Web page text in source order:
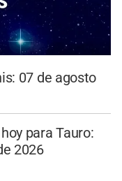
07 de agosto
para Tauro:
2026